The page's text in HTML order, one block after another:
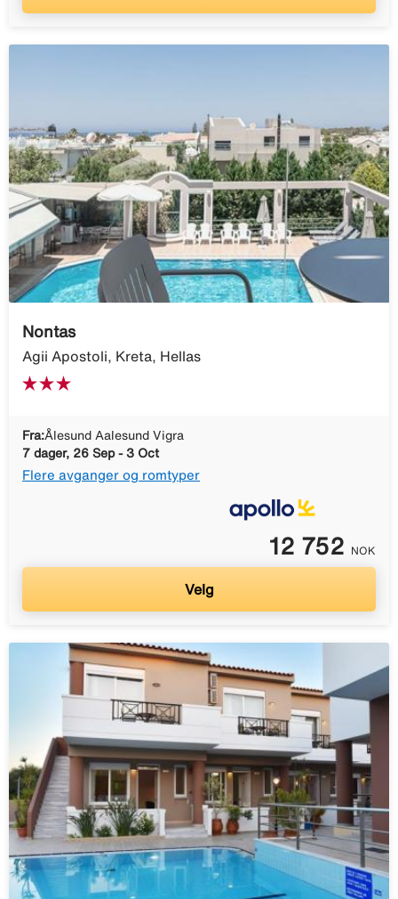
Nontas
Agii Apostoli, Kreta, Hellas
Fra:Ålesund Aalesund Vigra
7 dager, 26 Sep - 3 Oct
Flere avganger og romtyper
12 752 NOK
Velg